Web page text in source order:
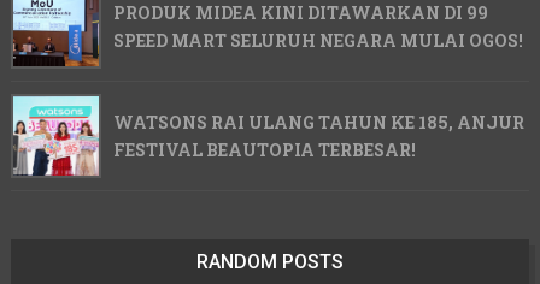
PRODUK MIDEA KINI DITAWARKAN DI 99
SPEED MART SELURUH NEGARA MULAI OGOS!
WATSONS RAI ULANG TAHUN KE 185, ANJUR
FESTIVAL BEAUTOPIA TERBESAR!
RANDOM POSTS